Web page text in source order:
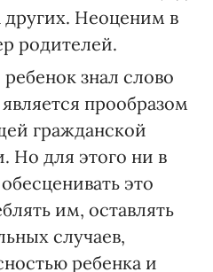
других. Неоценим в
родителей.
знал слово
прообразом
гражданской
Но для этого ни в
это
им, оставлять
случаев,
ребенка и